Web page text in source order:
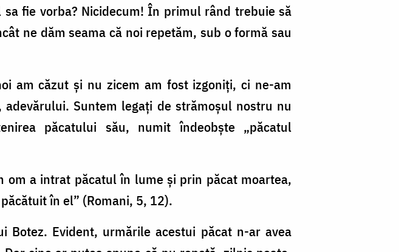
fie vorba? Nicidecum! În primul rând trebuie să
ne dăm seama că noi repetăm, sub o formă sau
am căzut şi nu zicem am fost izgoniţi, ci ne-am
Suntem legaţi de strămoşul nostru nu
păcatului său, numit îndeobşte „păcatul
a intrat păcatul în lume şi prin păcat moartea,
în el” (Romani, 5, 12).
Evident, urmările acestui păcat n-ar avea